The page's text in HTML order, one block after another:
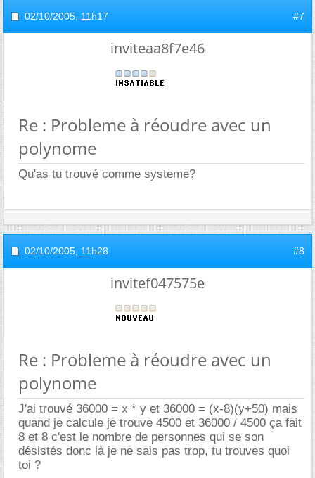
02/10/2005, 11h17 #7
inviteaa8f7e46
Re : Probleme à réoudre avec un
polynome
Qu'as tu trouvé comme systeme?
02/10/2005, 11h28 #8
invitef047575e
Re : Probleme à réoudre avec un
polynome
J'ai trouvé 36000 = x * y et 36000 = (x-8)(y+50) mais
quand je calcule je trouve 4500 et 36000 / 4500 ça fait
8 et 8 c'est le nombre de personnes qui se son
désistés donc là je ne sais pas trop, tu trouves quoi
toi ?